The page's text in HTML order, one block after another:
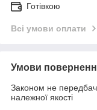
Готівкою
Всі умови оплати
Умови
Законом не
належної якості